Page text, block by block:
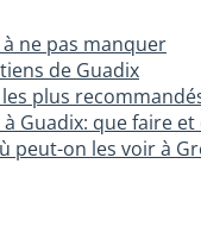
ne pas manquer
de Guadix
plus
Guadix: que faire et
peut-on les voir à